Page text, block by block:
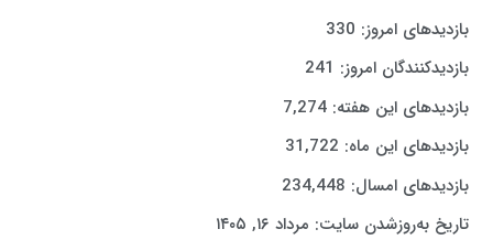
بازدیدهای امروز: 330
بازدیدکنندگان امروز: 241
بازدیدهای این هفته:7,274
بازدیدهای این ماه: 31,722
بازدیدهای امسال: 234,448
تاریخ به‌روزشدن سایت: مرداد ۱۶, ۱۴۰۵